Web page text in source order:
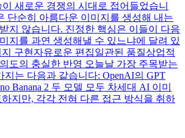
새로운 경쟁의 시대로 접어들었습니
단순히 아름다운 이미지를 생성해 내는
지 않습니다. 진정한 핵심은 이들이 다음
지를 과연 생성해낼 수 있느냐에 달려 있
구현자유로운 편집일관된 품질상업적
도의 충실한 반영 오늘날 가장 주목받는
는 다음과 같습니다: OpenAI의 GPT
Banana 2 두 모델 모두 차세대 AI 이미
지만, 각각 전혀 다른 접근 방식을 취하